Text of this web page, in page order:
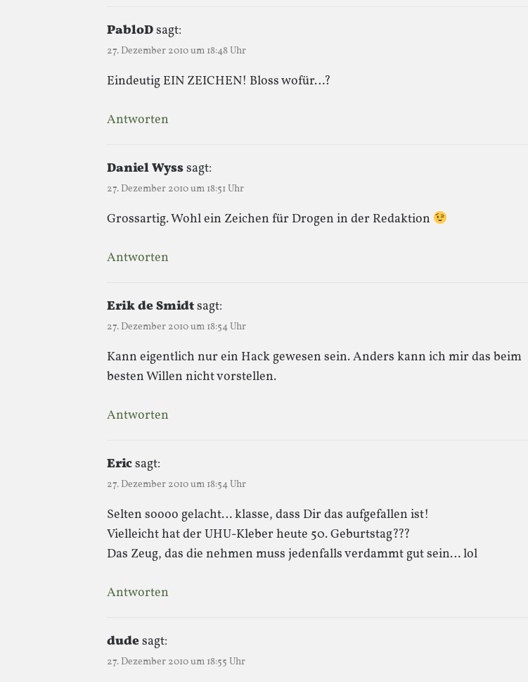
PabloDsagt:
27. Dezember 2010 um 18:48 Uhr
Eindeutig EIN ZEICHEN! Bloss wofür…?
Antworten
Daniel Wysssagt:
27. Dezember 2010 um 18:51 Uhr
Grossartig. Wohl ein Zeichen für Drogen in der Redaktion
Antworten
Erik de Smidtsagt:
27. Dezember 2010 um 18:54 Uhr
Kann eigentlich nur ein Hack gewesen sein. Anders kann ich mir das beim
besten Willen nicht vorstellen.
Antworten
Ericsagt:
27. Dezember 2010 um 18:54 Uhr
Selten soooo gelacht… klasse, dass Dir das aufgefallen ist!
Vielleicht hat der UHU-Kleber heute 50. Geburtstag???
Das Zeug, das die nehmen muss jedenfalls verdammt gut sein… lol
Antworten
dudesagt:
27. Dezember 2010 um 18:55 Uhr